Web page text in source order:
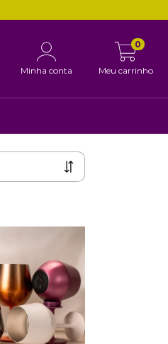
Minha conta Meu carrinho
0